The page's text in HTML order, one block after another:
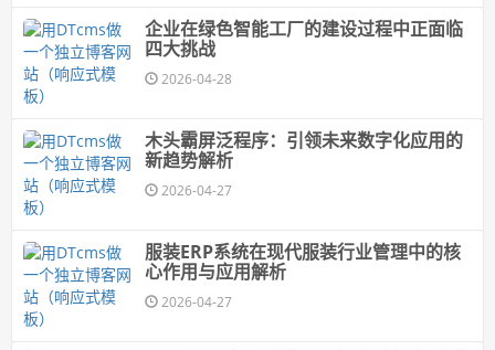
企业在绿色智能工厂的建设过程中正面临
四大挑战
2026-04-28
木头霸屏泛程序：引领未来数字化应用的
新趋势解析
2026-04-27
服装ERP系统在现代服装行业管理中的核
心作用与应用解析
2026-04-27